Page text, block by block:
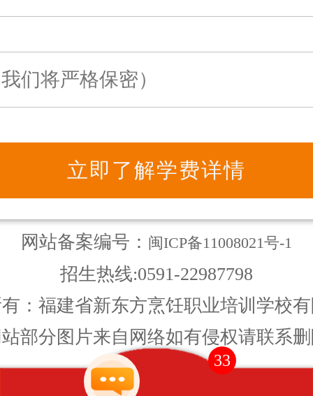
网站备案编号： 闽ICP备11008021号-1
招生热线:0591-22987798
：福建省新东方烹饪职业培训学校
部分图片来自网络如有侵权请联系
41